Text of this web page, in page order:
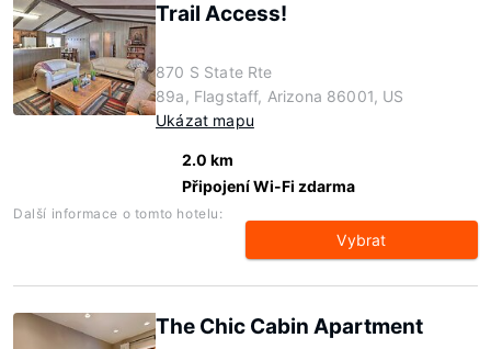
Trail Access!
870 S State Rte
89a, Flagstaff, Arizona 86001, US
Ukázat mapu
2.0 km
Připojení Wi-Fi zdarma
Další informace o tomto hotelu:
Vybrat
The Chic Cabin Apartment